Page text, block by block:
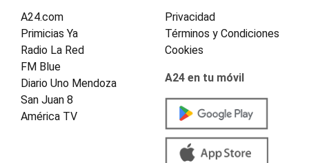
A24.com
Primicias Ya
Radio La Red
FM Blue
Diario Uno Mendoza
San Juan 8
América TV
Privacidad
Términos y Condiciones
Cookies
A24 en tu móvil